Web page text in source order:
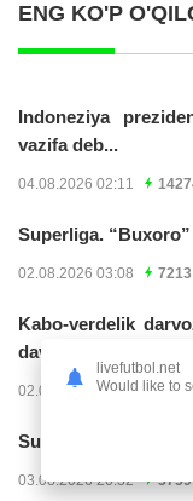
ENG KO'P
Indoneziya
vazifa deb...
04.08.2026 02:11
Superliga.
02.08.2026 03:08 7213
Kabo-verdelik
davom ettirishi...
02.08.2026 01:08 3954
Superliga. "Dinamo"
03.08.2026 20:32 3759
livefutbol.net
Would like to